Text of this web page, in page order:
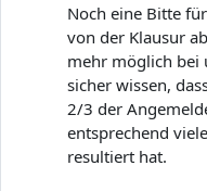
Noch eine Bitte
von der Klausur
mehr möglich bei
sicher wissen,
2/3 der
entsprechend
resultiert hat.